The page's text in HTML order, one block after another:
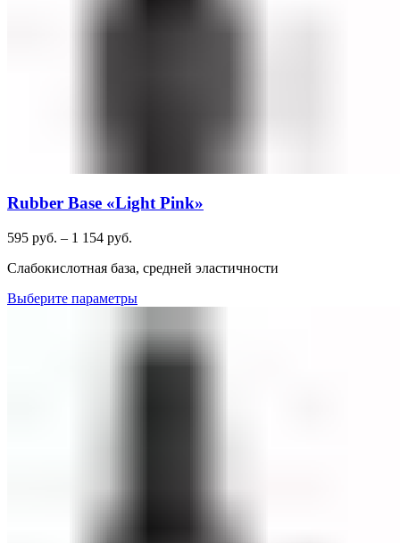
Rubber Base «Light Pink»
595 руб. – 1 154 руб.
Cлабокислотная база, средней эластичности
Выберите параметры